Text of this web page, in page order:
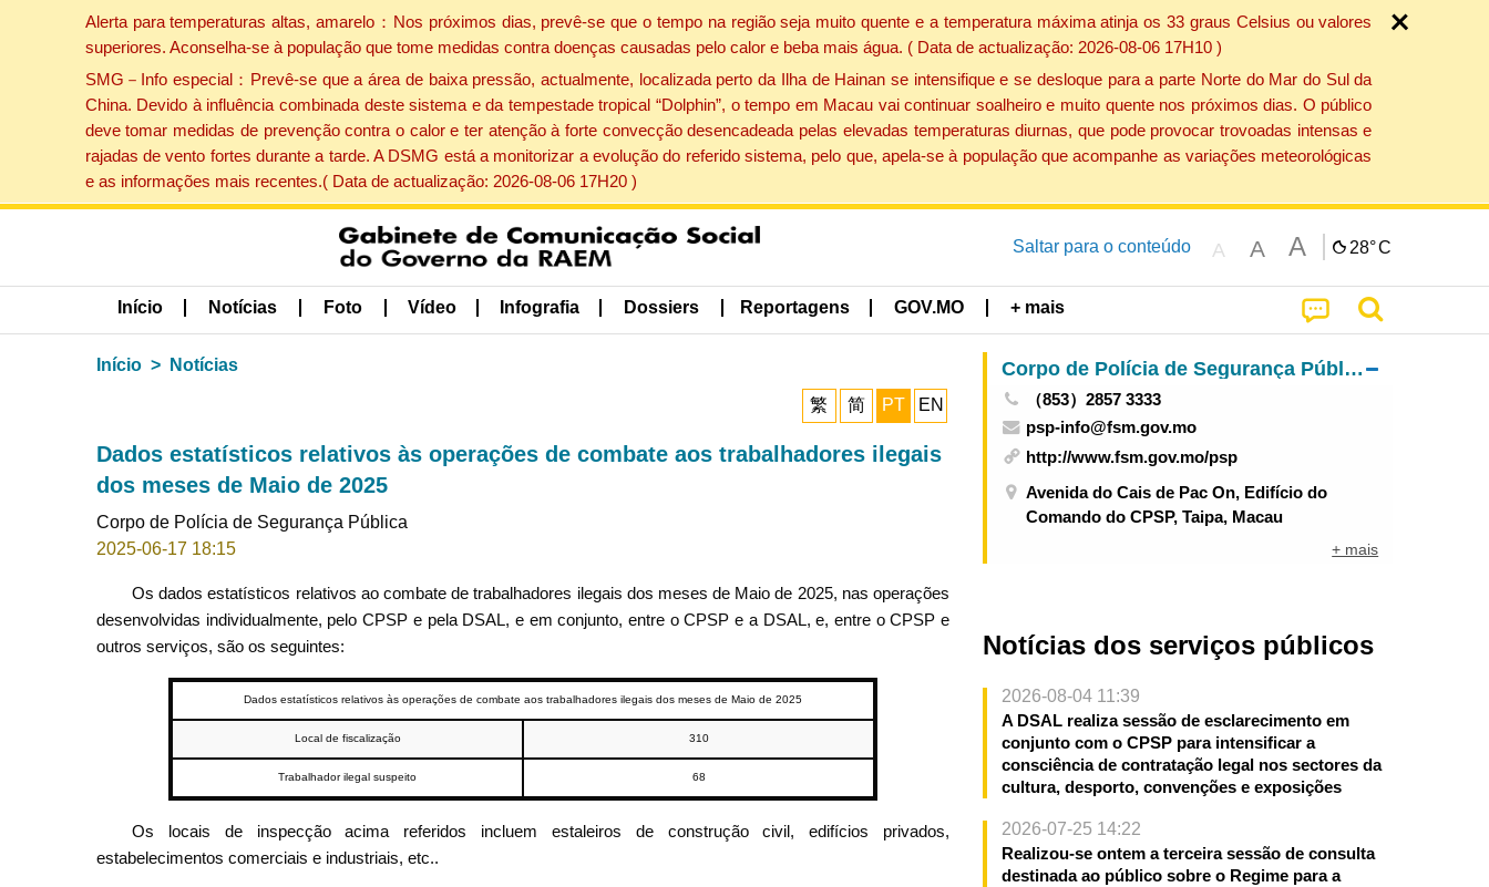
Alerta para temperaturas altas, amarelo：Nos próximos dias, prevê-se que o tempo na região seja muito quente e a temperatura máxima atinja os 33 graus Celsius ou valores
superiores. Aconselha-se à população que tome medidas contra doenças causadas pelo calor e beba mais água. ( Data de actualização: 2026-08-06 17H10 )
SMG－Info especial：Prevê-se que a área de baixa pressão, actualmente, localizada perto da Ilha de Hainan se intensifique e se desloque para a parte Norte do Mar do Sul da
China. Devido à influência combinada deste sistema e da tempestade tropical “Dolphin”, o tempo em Macau vai continuar soalheiro e muito quente nos próximos dias. O público
deve tomar medidas de prevenção contra o calor e ter atenção à forte convecção desencadeada pelas elevadas temperaturas diurnas, que pode provocar trovoadas intensas e
rajadas de vento fortes durante a tarde. A DSMG está a monitorizar a evolução do referido sistema, pelo que, apela-se à população que acompanhe as variações meteorológicas
e as informações mais recentes.( Data de actualização: 2026-08-06 17H20 )
Saltar para o conteúdo A A A 28°C
Início Notícias Foto Vídeo Infografia Dossiers Reportagens GOV.MO + mais
Início Notícias
繁 简 PT EN
Dados estatísticos relativos às operações de combate aos trabalhadores ilegais
dos meses de Maio de 2025
Corpo de Polícia de Segurança Pública
2025-06-17 18:15
Os dados estatísticos relativos ao combate de trabalhadores ilegais dos meses de Maio de 2025, nas operações
desenvolvidas individualmente, pelo CPSP e pela DSAL, e em conjunto, entre o CPSP e a DSAL, e, entre o CPSP e
outros serviços, são os seguintes:
Dados estatísticos relativos às operações de combate aos trabalhadores ilegais dos meses de Maio de 2025
Local de fiscalização 310
Trabalhador ilegal suspeito 68
Os locais de inspecção acima referidos incluem estaleiros de construção civil, edifícios privados,
estabelecimentos comerciais e industriais, etc..
Corpo de Polícia de Segurança Pública
（853）2857 3333
psp-info@fsm.gov.mo
http://www.fsm.gov.mo/psp
Avenida do Cais de Pac On, Edifício do
Comando do CPSP, Taipa, Macau
+ mais
Notícias dos serviços públicos
2026-08-04 11:39
A DSAL realiza sessão de esclarecimento em
conjunto com o CPSP para intensificar a
consciência de contratação legal nos sectores da
cultura, desporto, convenções e exposições
2026-07-25 14:22
Realizou-se ontem a terceira sessão de consulta
destinada ao público sobre o Regime para a